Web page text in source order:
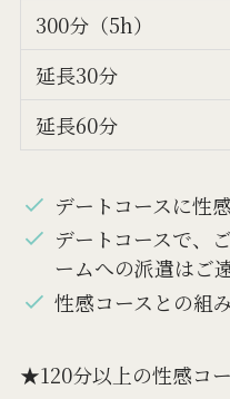
300分（5h）
延長30分
延長60分
デートコースに性
デートコースで、
ームへの派遣はご
性感コースとの組
★120分以上の性感コ